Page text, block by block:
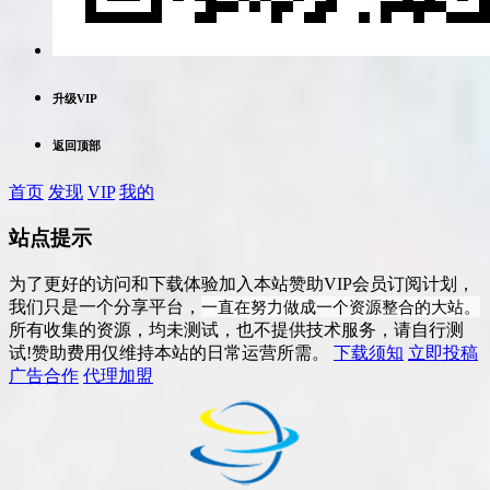
升级VIP
返回顶部
首页 发现 VIP 我的
站点提示
为了更好的访问和下载体验加入本站赞助VIP会员订阅计划，
我们只是一个分享平台， 一直在努力做成一个资源整合的大站。
所有收集的资源，均未测试，也不提供技术服务，请自行测
试!赞助费用仅维持本站的日常运营所需。 下载须知 立即投稿
广告合作 代理加盟